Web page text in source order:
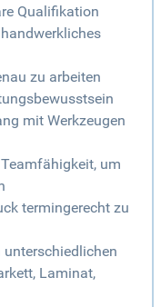
Qualifikation
zu arbeiten
mit Werkzeugen
um
termingerecht zu
unterschiedlichen
Laminat,